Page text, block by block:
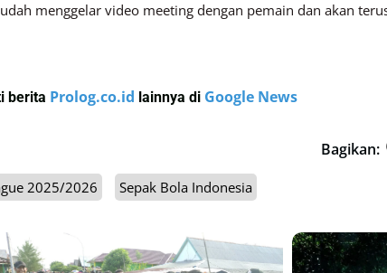
menggelar video meeting dengan pemain dan akan
berita Prolog.co.id lainnya di Google News
Bagikan:
2025/2026 Sepak Bola Indonesia